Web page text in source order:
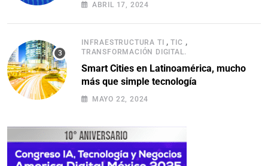
ABRIL 17, 2024
INFRAESTRUCTURA TI ,TIC ,
TRANSFORMACIÓN DIGITAL.
Smart Cities en Latinoamérica, mucho
más que simple tecnología
MAYO 22, 2024